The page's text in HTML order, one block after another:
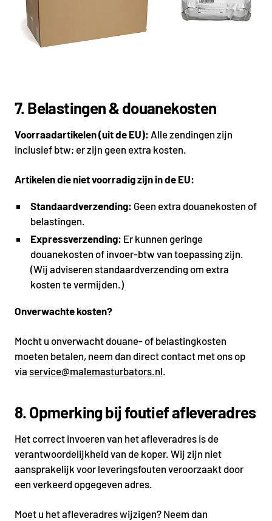
7. Belastingen & douanekosten
Voorraadartikelen (uit de EU): Alle zendingen zijn
inclusief btw; er zijn geen extra kosten.
Artikelen die niet voorradig zijn in de EU:
Standaardverzending: Geen extra douanekosten of
belastingen.
Expressverzending: Er kunnen geringe
douanekosten of invoer-btw van toepassing zijn.
(Wij adviseren standaardverzending om extra
kosten te vermijden.)
Onverwachte kosten?
Mocht u onverwacht douane- of belastingkosten
moeten betalen, neem dan direct contact met ons op
via service@malemasturbators.nl.
8. Opmerking bij foutief afleveradres
Het correct invoeren van het afleveradres is de
verantwoordelijkheid van de koper. Wij zijn niet
aansprakelijk voor leveringsfouten veroorzaakt door
een verkeerd opgegeven adres.
Moet u het afleveradres wijzigen? Neem dan